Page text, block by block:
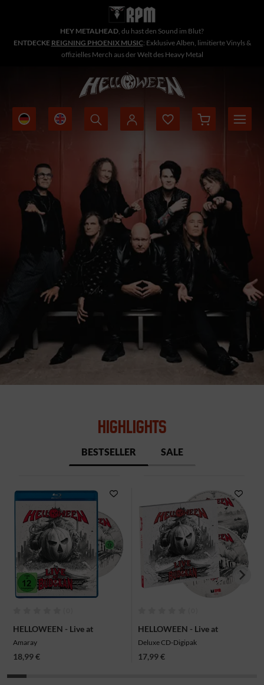
HEY METALHEAD, du hast den Sound im Blut?
ENTDECKE REIGNING PHOENIX MUSIC: Exklusive Alben, limitierte Vinyls &
offizielles Merch aus der Welt des Heavy Metal
HIGHLIGHTS
BESTSELLER SALE
HELLOWEEN - Live at
Budokan, Blu-ray
Amaray
18,99 €
HELLOWEEN - Live at
Budokan, 2CD
Deluxe CD-Digipak
17,99 €